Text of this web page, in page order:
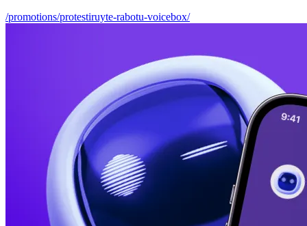
/promotions/protestiruyte-rabotu-voicebox/